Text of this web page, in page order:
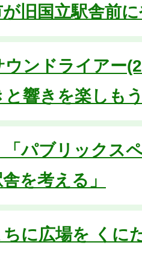
旧国立駅舎前
ウンドライアー
と響きを楽しも
「パブリックス
舎を考える」
に広場を くに